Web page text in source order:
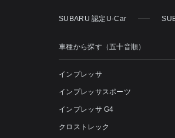
SUBARU 認定U-Car
車種から探す（五十音順）
インプレッサ
インプレッサスポーツ
インプレッサ G4
クロストレック